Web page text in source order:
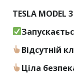
TESLA MODEL
Відсутній
Ціла